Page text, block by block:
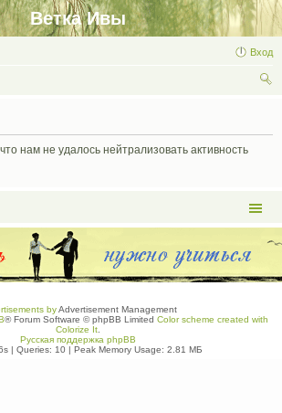
Ветка Ивы
Вход
нам не удалось нейтрализовать активность
byAdvertisement Management
® Forum Software © phpBB Limited Color scheme created with
Colorize It.
Русская поддержка phpBB
| Queries: 10| Peak Memory Usage: 2.81 МБ